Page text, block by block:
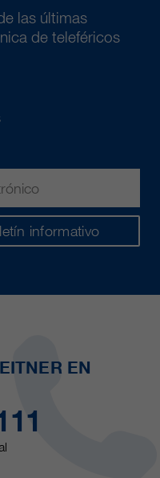
informativo
las últimas
de teleféricos
EN